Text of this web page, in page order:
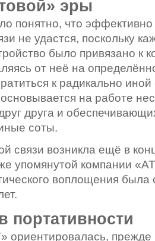
эры
понятно, что
не удастся, поскольку
было привязано к
от неё на
к радикально иной
на работе
друга и
соты.
связи возникла ещё в
упомянутой компании
воплощения
портативности
ориентировалась,